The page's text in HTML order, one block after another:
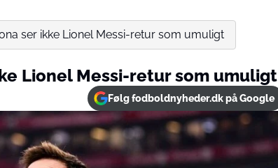
ser ikke Lionel Messi-retur som umuligt
Lionel Messi-retur som umuligt
Følg fodboldnyheder.dk på Google